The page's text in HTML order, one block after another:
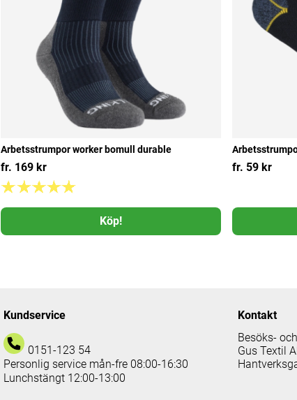
Arbetsstrumpor worker bomull durable
fr. 169 kr
Köp!
fr. 59 kr
Kundservice
0151-123 54
Personlig service mån-fre 08:00-16:30
Lunchstängt 12:00-13:00
Kontakt
Besöks-
Gus Textil